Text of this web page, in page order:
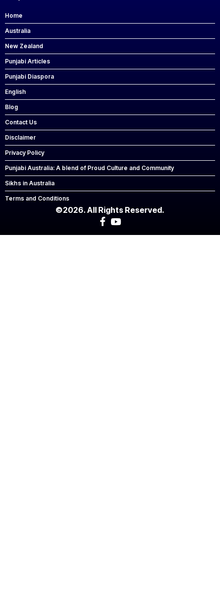
Home
Australia
New Zealand
Punjabi Articles
Punjabi Diaspora
English
Blog
Contact Us
Disclaimer
Privacy Policy
Punjabi Australia: A blend of Proud Culture and Community
Sikhs in Australia
Terms and Conditions
©2026. All Rights Reserved.